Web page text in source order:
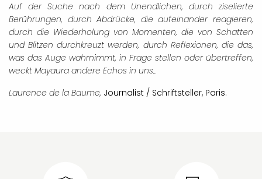
Auf der Suche nach dem Unendlichen, durch ziselierte
Berührungen, durch Abdrücke, die aufeinander reagieren,
durch die Wiederholung von Momenten, die von Schatten
und Blitzen durchkreuzt werden, durch Reflexionen, die das,
was das Auge wahrnimmt, in Frage stellen oder übertreffen,
weckt Mayaura andere Echos in uns...
Laurence de la Baume, Journalist / Schriftsteller, Paris.